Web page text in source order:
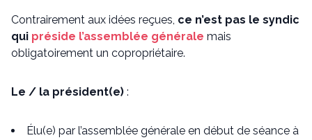
Contrairement aux idées reçues, ce n’est pas le syndic
qui préside l’assemblée générale mais
obligatoirement un copropriétaire.
Le / la président(e) :
Élu(e) par l’assemblée générale en début de séance à